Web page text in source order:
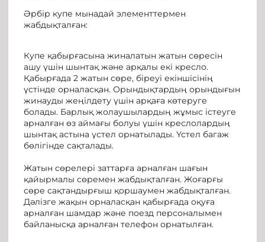
Әрбір купе мынадай элементтермен
жабдықталған:
Купе қабырғасына жиналатын жатын сөресін
ашу үшін шынтақ және арқалы екі кресло.
Қабырғада 2 жатын сөре, біреуі екіншісінің
үстінде орналасқан. Орындықтардың орындығын
жинауды жеңілдету үшін арқаға көтеруге
болады. Барлық жолаушылардың жұмыс істеуге
арналған өз аймағы болуы үшін креслолардың
шынтақ астына үстел орнатылады. Үстел багаж
бөлігінде сақталады.
Жатын сөрелері заттарға арналған шағын
қайырмалы сөремен жабдықталған. Жоғарғы
сөре сақтандырғыш қоршаумен жабдықталған.
Дәлізге жақын орналасқан қабырғада оқуға
арналған шамдар және поезд персоналымен
байланысқа арналған телефон орнатылған.